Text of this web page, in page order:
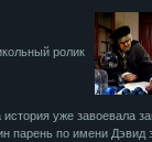
ролик
история уже завоевала
парень по имени Дэвид